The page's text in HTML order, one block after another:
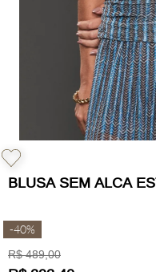
BLUSA SEM ALCA
-40%
R$ 489,00